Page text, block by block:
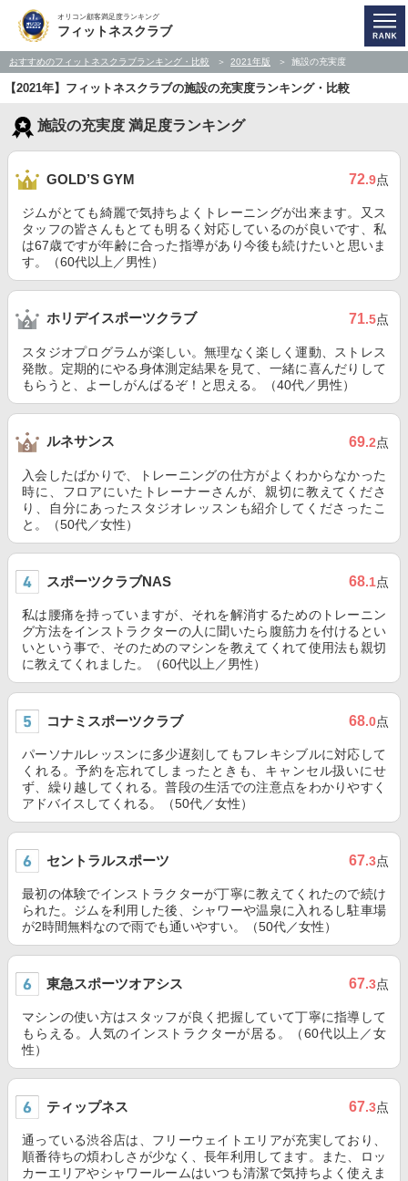
オリコン顧客満足度ランキング
フィットネスクラブ
おすすめのフィットネスクラブランキング・比較 2021年版 施設の充実度
【2021年】フィットネスクラブの施設の充実度ランキング・比較
施設の充実度 満足度ランキング
GOLD’S GYM 72.9点
ジムがとても綺麗で気持ちよくトレーニングが出来ます。又ス
タッフの皆さんもとても明るく対応しているのが良いです、私
は67歳ですが年齢に合った指導があり今後も続けたいと思いま
す。（60代以上／男性）
ホリデイスポーツクラブ 71.5点
スタジオプログラムが楽しい。無理なく楽しく運動、ストレス
発散。定期的にやる身体測定結果を見て、一緒に喜んだりして
もらうと、よーしがんばるぞ！と思える。（40代／男性）
ルネサンス 69.2点
入会したばかりで、トレーニングの仕方がよくわからなかった
時に、フロアにいたトレーナーさんが、親切に教えてくださ
り、自分にあったスタジオレッスンも紹介してくださったこ
と。（50代／女性）
スポーツクラブNAS 68.1点
私は腰痛を持っていますが、それを解消するためのトレーニン
グ方法をインストラクターの人に聞いたら腹筋力を付けるとい
いという事で、そのためのマシンを教えてくれて使用法も親切
に教えてくれました。（60代以上／男性）
コナミスポーツクラブ 68.0点
パーソナルレッスンに多少遅刻してもフレキシブルに対応して
くれる。予約を忘れてしまったときも、キャンセル扱いにせ
ず、繰り越してくれる。普段の生活での注意点をわかりやすく
アドバイスしてくれる。（50代／女性）
セントラルスポーツ 67.3点
最初の体験でインストラクターが丁寧に教えてくれたので続け
られた。ジムを利用した後、シャワーや温泉に入れるし駐車場
が2時間無料なので雨でも通いやすい。（50代／女性）
東急スポーツオアシス 67.3点
マシンの使い方はスタッフが良く把握していて丁寧に指導して
もらえる。人気のインストラクターが居る。（60代以上／女
性）
ティップネス 67.3点
通っている渋谷店は、フリーウェイトエリアが充実しており、
順番待ちの煩わしさが少なく、長年利用してます。また、ロッ
カーエリアやシャワールームはいつも清潔で気持ちよく使えま